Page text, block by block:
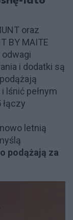
oraz
BY MAITE
i dodatki są
lśnić pełnym
łączy
letnią
podążają za